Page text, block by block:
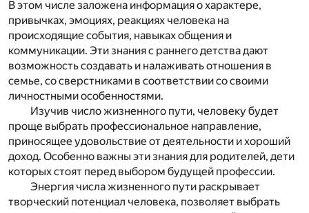
В этом числе заложена информация о характере,
привычках, эмоциях, реакциях человека на
происходящие события, навыках общения и
коммуникации. Эти знания с раннего детства дают
возможность создавать и налаживать отношения в
семье, со сверстниками в соответствии со своими
личностными особенностями.
Изучив число жизненного пути, человеку будет
проще выбрать профессиональное направление,
приносящее удовольствие от деятельности и хороший
доход. Особенно важны эти знания для родителей, дети
которых стоят перед выбором будущей профессии.
Энергия числа жизненного пути раскрывает
творческий потенциал человека, позволяет выбрать